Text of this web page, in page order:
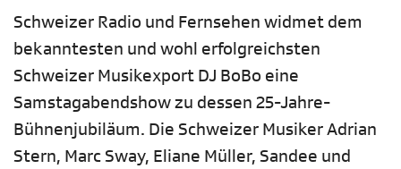
Schweizer Radio und Fernsehen widmet dem
bekanntesten und wohl erfolgreichsten
Schweizer Musikexport DJ BoBo eine
Samstagabendshow zu dessen 25-Jahre-
Bühnenjubiläum. Die Schweizer Musiker Adrian
Stern, Marc Sway, Eliane Müller, Sandee und